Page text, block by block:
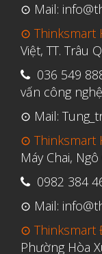
⊙ Mail:
⊙ Thinksmart
Việt, TT. Trâu
036 549
vấn công
⊙ Mail:
⊙ Thinksmart
Máy Chai,
0982 384
⊙ Mail:
⊙ Thinksmart
Phường Hòa